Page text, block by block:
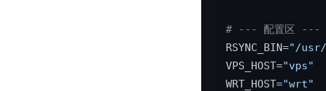
# --- 配置区 ---
RSYNC_BIN="/
VPS_HOST="vps"
WRT_HOST="wrt"